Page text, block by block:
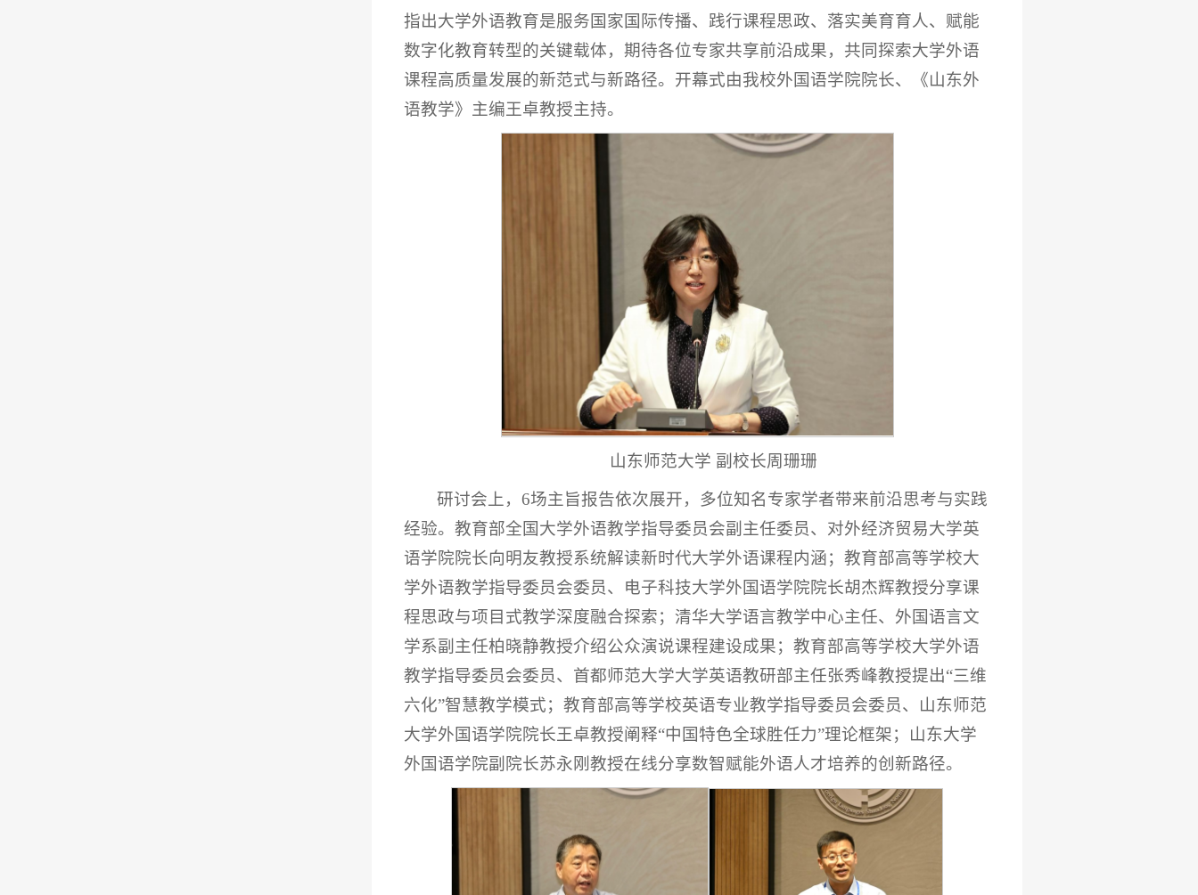
指出大学外语教育是服务国家国际传播、践行课程思政、落实美育育人、赋能
数字化教育转型的关键载体，期待各位专家共享前沿成果，共同探索大学外语
课程高质量发展的新范式与新路径。开幕式由我校外国语学院院长、《山东外
语教学》主编王卓教授主持。
山东师范大学 副校长周珊珊
研讨会上，6场主旨报告依次展开，多位知名专家学者带来前沿思考与实践
经验。教育部全国大学外语教学指导委员会副主任委员、对外经济贸易大学英
语学院院长向明友教授系统解读新时代大学外语课程内涵；教育部高等学校大
学外语教学指导委员会委员、电子科技大学外国语学院院长胡杰辉教授分享课
程思政与项目式教学深度融合探索；清华大学语言教学中心主任、外国语言文
学系副主任柏晓静教授介绍公众演说课程建设成果；教育部高等学校大学外语
教学指导委员会委员、首都师范大学大学英语教研部主任张秀峰教授提出“三维
六化”智慧教学模式；教育部高等学校英语专业教学指导委员会委员、山东师范
大学外国语学院院长王卓教授阐释“中国特色全球胜任力”理论框架；山东大学
外国语学院副院长苏永刚教授在线分享数智赋能外语人才培养的创新路径。